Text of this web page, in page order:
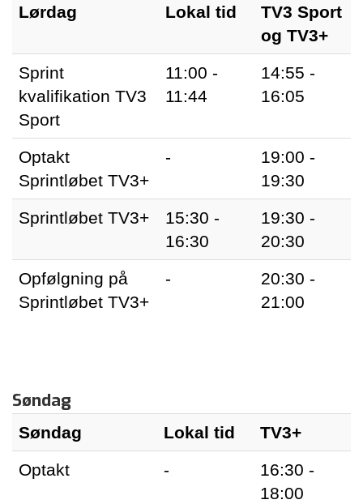
Lørdag Lokal tid
TV3 Sport
og TV3+
Sprint
kvalifikation TV3
Sport
11:00 -
11:44
14:55 -
16:05
Optakt
Sprintløbet TV3+
-
19:00 -
19:30
Sprintløbet TV3+
15:30 -
16:30
19:30 -
20:30
Opfølgning på
Sprintløbet TV3+
-
20:30 -
21:00
Søndag
Søndag Lokal tid
TV3+
Optakt
-
16:30 -
18:00